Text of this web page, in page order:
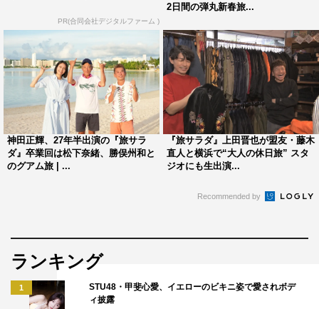
たどたどしく不安だったんですが、違う文化に触れ、歴史
のある街並みを目の当たりにしてドキドキよりワクワクの
方が上回りました。
◆番組でやってみたいこと、心掛けたいことは？
『旅サラダ』では国内外のすてきな場所がたくさん出てき
ます。僕は元々出不精で旅の初心者なんですが、番組の中
で、そして番組外でもいろいろな場所に出かけたいと思い
神田正輝さんが卒業される時「一生懸命やったことはな
い。夢中にやっていただけ」とおっしゃってました。僕も
夢中に、そして旅サラダの仲間として目いっぱい楽しみた
いと思います。視聴者の方に引き続き楽しんでいただけた
PR(合同会社デジタルファーム )
2日間の弾丸新春旅...
神田正輝、27年半出演の『旅サラ
ダ』卒業回は松下奈緒、勝俣州和と
のグアム旅 | ...
『旅サラダ』上田晋也が盟友・藤木
直人と横浜で“大人の休日旅” スタ
ジオにも生出演...
Recommended by
ランキング
1
STU48・甲斐心愛、イエローのビキニ姿で愛されボデ
ィ披露